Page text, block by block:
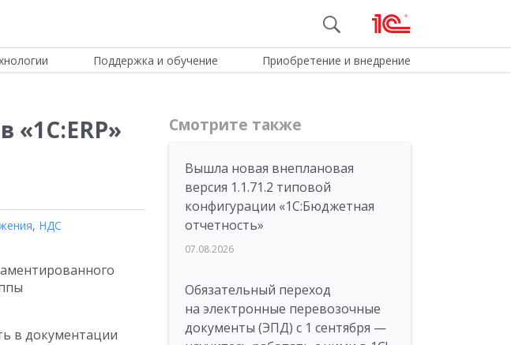
Поддержка и обучение Приобретение и внедрение
«1С:ERP»
, НДС
в документации
Смотрите также
Вышла новая внеплановая
версия 1.1.71.2 типовой
конфигурации «1C:Бюджетная
отчетность»
07.08.2026
Обязательный переход
на электронные перевозочные
документы (ЭПД) с 1 сентября —